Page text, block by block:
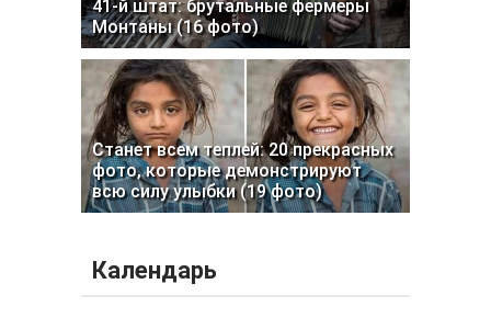
41-й штат: брутальные фермеры
Монтаны (16 фото)
Станет всем теплей: 20 прекрасных
фото, которые демонстрируют
всю силу улыбки (19 фото)
Календарь